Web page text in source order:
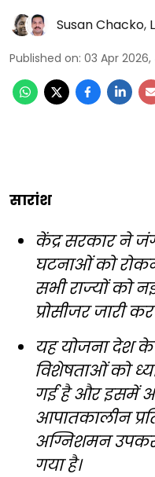
Susan Chacko,
Published on: 03 Apr
सारांश
केंद्र सरकार ने
घटनाओं को
सभी राज्यों को
प्रोसीजर जारी
यह योजना देश
विशेषताओं को
गई है और इसमें
आपातकालीन
अग्निशमन
गया है।